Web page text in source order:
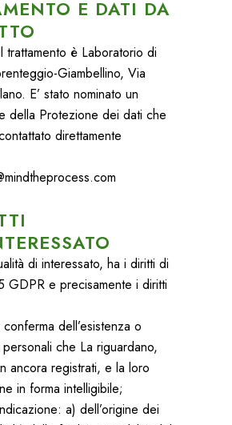
E DATI DA
trattamento è Laboratorio di
Giambellino, Via
E’ stato nominato un
della Protezione dei dati che
direttamente
di interessato, ha i diritti di
GDPR e precisamente i diritti
dell’esistenza o
che La riguardano,
ancora registrati, e la loro
in forma intelligibile;
a) dell’origine dei